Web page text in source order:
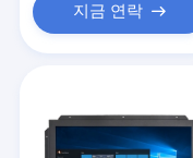
지금 연락